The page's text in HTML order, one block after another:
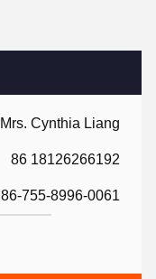
Mrs. Cynthia Liang
86 18126266192
86-755-8996-0061